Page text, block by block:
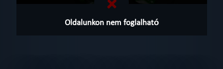
Oldalunkon nem foglalható